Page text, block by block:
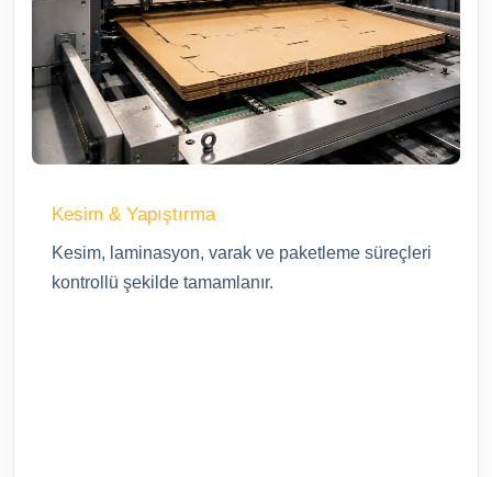
Kesim & Yapıştırma
Kesim, laminasyon, varak ve paketleme süreçleri
kontrollü şekilde tamamlanır.